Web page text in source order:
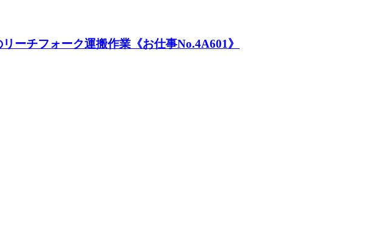
ーチフォーク運搬作業《お仕事No.4A601》